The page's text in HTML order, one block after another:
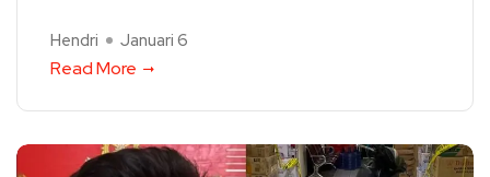
Hendri Januari 6
Read More